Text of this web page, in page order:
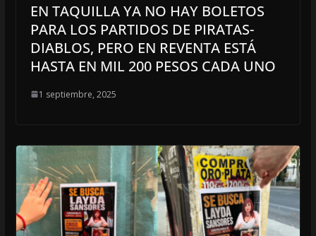
EN TAQUILLA YA NO HAY BOLETOS
PARA LOS PARTIDOS DE PIRATAS-
DIABLOS, PERO EN REVENTA ESTÁ
HASTA EN MIL 200 PESOS CADA UNO
1 septiembre, 2025